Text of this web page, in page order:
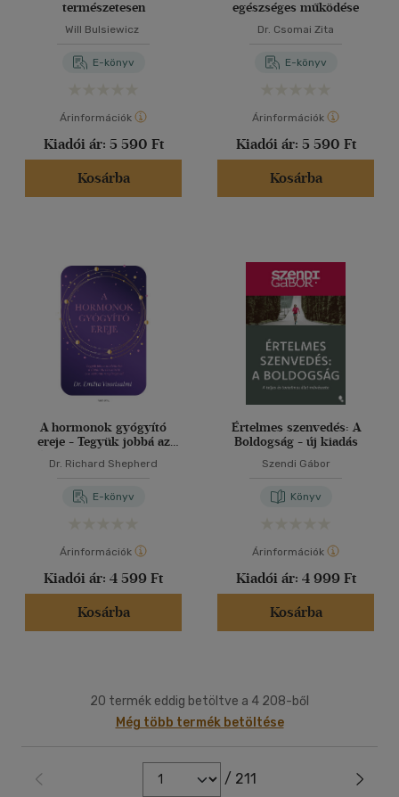
természetesen
Will Bulsiewicz
E-könyv
Árinformációk
Kiadói ár: 5 590 Ft
Kosárba
egészséges működése
Dr. Csomai Zita
E-könyv
Árinformációk
Kiadói ár: 5 590 Ft
Kosárba
A hormonok gyógyító
ereje - Tegyük jobbá az
oxitocin és a szerotonin
Dr. Richard Shepherd
E-könyv
Árinformációk
Kiadói ár: 4 599 Ft
Kosárba
Értelmes szenvedés: A
Boldogság - új kiadás
Szendi Gábor
Könyv
Árinformációk
Kiadói ár: 4 999 Ft
Kosárba
20 termék eddig betöltve a 4 208-ből
Még több termék betöltése
/ 211